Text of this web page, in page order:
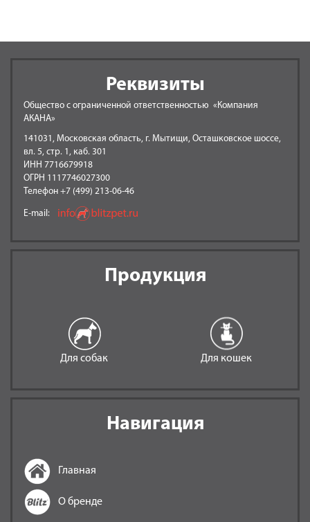
Реквизиты
Общество с ограниченной ответственностью «Компания
АКАНА»
141031, Московская область, г. Мытищи, Осташковское шоссе,
вл. 5, стр. 1, каб. 301
ИНН 7716679918
ОГРН 1117746027300
Телефон +7 (499) 213-06-46
E-mail:
Продукция
Для собак Для кошек
Навигация
Главная
О бренде